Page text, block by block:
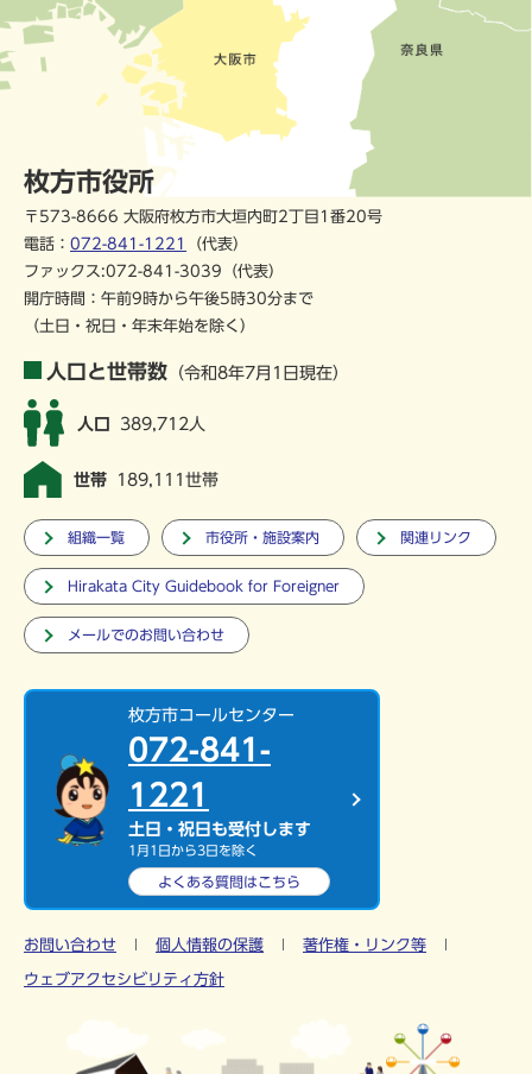
枚方市役所
〒573-8666 大阪府枚方市大垣内町2丁目1番20号
電話： 072-841-1221
（代表）
ファックス:072-841-3039（代表）
開庁時間：午前9時から午後5時30分まで
（土日・祝日・年末年始を除く）
人口と世帯数 （令和8年7月1日現在）
人口 389,712人
世帯 189,111世帯
組織一覧 市役所・施設案内 関連リンク
Hirakata City Guidebook for Foreigner
メールでのお問い合わせ
枚方市コールセンター
072-841-
1221
土日・祝日も受付します
1月1日から3日を除く
よくある質問はこちら
お問い合わせ 個人情報の保護 著作権・リンク等
ウェブアクセシビリティ方針